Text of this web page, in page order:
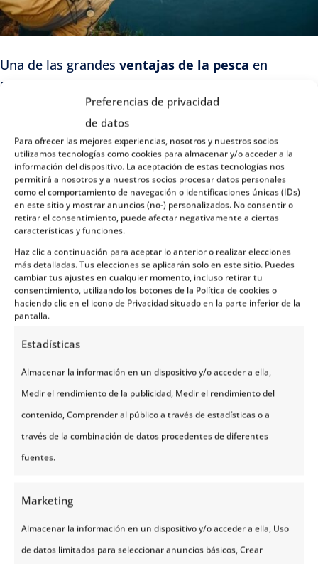
Preferencias de privacidad
de datos
Para ofrecer las mejores experiencias, nosotros y nuestros socios
utilizamos tecnologías como cookies para almacenar y/o acceder a la
información del dispositivo. La aceptación de estas tecnologías nos
permitirá a nosotros y a nuestros socios procesar datos personales
como el comportamiento de navegación o identificaciones únicas (IDs)
en este sitio y mostrar anuncios (no-) personalizados. No consentir o
retirar el consentimiento, puede afectar negativamente a ciertas
características y funciones.
Haz clic a continuación para aceptar lo anterior o realizar elecciones
más detalladas. Tus elecciones se aplicarán solo en este sitio. Puedes
cambiar tus ajustes en cualquier momento, incluso retirar tu
consentimiento, utilizando los botones de la Política de cookies o
haciendo clic en el icono de Privacidad situado en la parte inferior de la
pantalla.
Estadísticas
Almacenar la información en un dispositivo y/o acceder a ella,
Medir el rendimiento de la publicidad, Medir el rendimiento del
contenido, Comprender al público a través de estadísticas o a
través de la combinación de datos procedentes de diferentes
fuentes.
Marketing
Almacenar la información en un dispositivo y/o acceder a ella, Uso
de datos limitados para seleccionar anuncios básicos, Crear
Una de las grandes ventajas de la pesca en
Noruega es poder disfrutar, al final del día, de los
que has capturado. Muchosalojamientos
rurales y cabañasofrecen espacios para limpiar y
cocinar el pescado, lo que transforma la experiencia
en algo mucho más completo y sabroso.
Imagina preparar tú mismo un salmón recién salido
del río en una parrilla junto al lago o saborear un
bacalao al horno con vista al fiordo. En algunas
regiones, incluso puedes participar entalleres
gastronómicosdonde cocineros locales enseñan
recetas tradicionales con productos de pesca
Y si prefieres que te lo sirvan, en muchas tabernas
y restaurantes de zonas pesqueras ofrecen menús
basados en la pesca local del día. Así, la conexión
con el entorno sigue también en el plato.
Quizás vengas a esta joya nórdica por sus
postal. Pero si decides probar la pesca en Noruega,
te llevarás algo aún más auténtico: una experiencia
que no se olvida, en contacto directo con la